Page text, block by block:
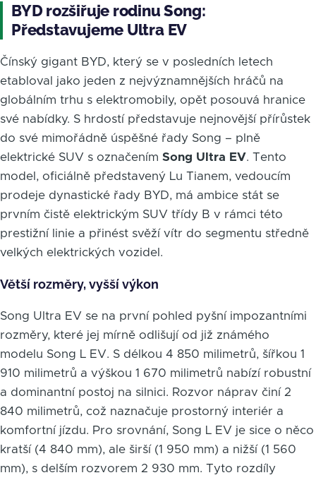
BYD rozšiřuje rodinu Song:
Představujeme Ultra EV
Čínský gigant BYD, který se v posledních letech
etabloval jako jeden z nejvýznamnějších hráčů na
globálním trhu s elektromobily, opět posouvá hranice
své nabídky. S hrdostí představuje nejnovější přírůstek
do své mimořádně úspěšné řady Song – plně
elektrické SUV s označením Song Ultra EV. Tento
model, oficiálně představený Lu Tianem, vedoucím
prodeje dynastické řady BYD, má ambice stát se
prvním čistě elektrickým SUV třídy B v rámci této
prestižní linie a přinést svěží vítr do segmentu středně
velkých elektrických vozidel.
Větší rozměry, vyšší výkon
Song Ultra EV se na první pohled pyšní impozantními
rozměry, které jej mírně odlišují od již známého
modelu Song L EV. S délkou 4 850 milimetrů, šířkou 1
910 milimetrů a výškou 1 670 milimetrů nabízí robustní
a dominantní postoj na silnici. Rozvor náprav činí 2
840 milimetrů, což naznačuje prostorný interiér a
komfortní jízdu. Pro srovnání, Song L EV je sice o něco
kratší (4 840 mm), ale širší (1 950 mm) a nižší (1 560
mm), s delším rozvorem 2 930 mm. Tyto rozdíly